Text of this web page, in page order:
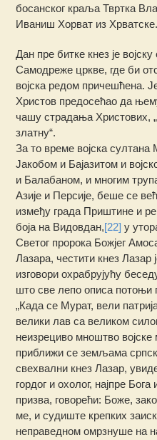
босанског краља Твртка
Иваниш Хорват из Хрватске.
Дан пре битке кнез је
Самодреже цркве, где би
војска редом причешћена.
Христов предосећао да
чашу страдања Христових,
златну“.
За то време војска
Јакобом и Бајазитом и
и Балабаном, и многим
Азије и Персије, беше се
између града Приштине и
боја на Видовдан,[22] у
Светог пророка Божјег
Лазара, честити кнез Лазар
изговори охрабрујућу
што све лепо описа потоњи
„Када се Мурат, вели
велики лав са великом
неизрециво мноштво
приближи се земљама
свехвални кнез Лазар,
гордог и охолог, најпре
призва, говорећи: Боже,
ме, и судиште крепких
неправедном омрзнуше на